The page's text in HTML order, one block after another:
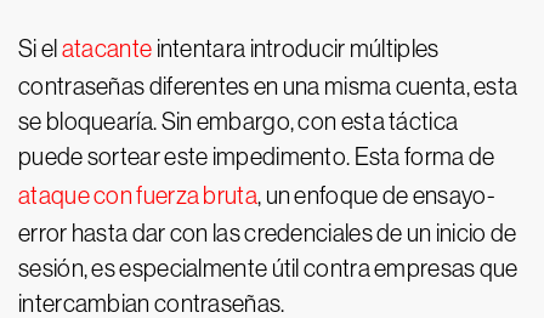
Si el atacante intentara introducir múltiples
contraseñas diferentes en una misma cuenta, esta
se bloquearía. Sin embargo, con esta táctica
puede sortear este impedimento. Esta forma de
ataque con fuerza bruta, un enfoque de ensayo-
error hasta dar con las credenciales de un inicio de
sesión, es especialmente útil contra empresas que
intercambian contraseñas.